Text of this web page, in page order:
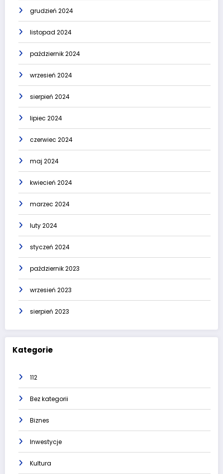
grudzień 2024
listopad 2024
październik 2024
wrzesień 2024
sierpień 2024
lipiec 2024
czerwiec 2024
maj 2024
kwiecień 2024
marzec 2024
luty 2024
styczeń 2024
październik 2023
wrzesień 2023
sierpień 2023
Kategorie
112
Bez kategorii
Biznes
Inwestycje
Kultura